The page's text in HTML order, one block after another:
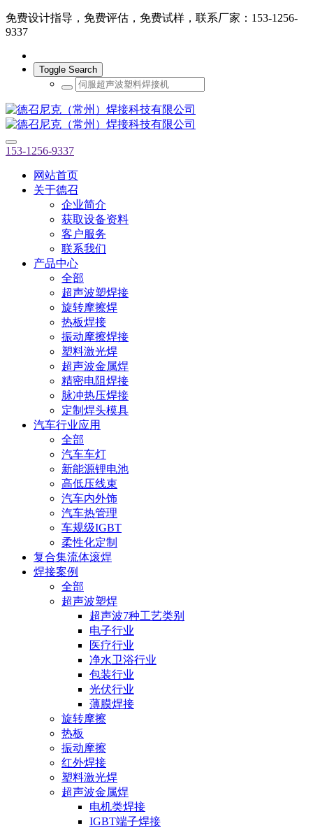
免费设计指导，免费评估，免费试样，联系厂家：153-1256-
9337
Toggle Search
153-1256-9337
网站首页
关于德召
企业简介
获取设备资料
客户服务
联系我们
产品中心
全部
超声波塑焊接
旋转摩擦焊
热板焊接
振动摩擦焊接
塑料激光焊
超声波金属焊
精密电阻焊接
脉冲热压焊接
定制焊头模具
汽车行业应用
全部
汽车车灯
新能源锂电池
高低压线束
汽车内外饰
汽车热管理
车规级IGBT
柔性化定制
复合集流体滚焊
焊接案例
全部
超声波塑焊
超声波7种工艺类别
电子行业
医疗行业
净水卫浴行业
包装行业
光伏行业
薄膜焊接
旋转摩擦
热板
振动摩擦
红外焊接
塑料激光焊
超声波金属焊
电机类焊接
IGBT端子焊接